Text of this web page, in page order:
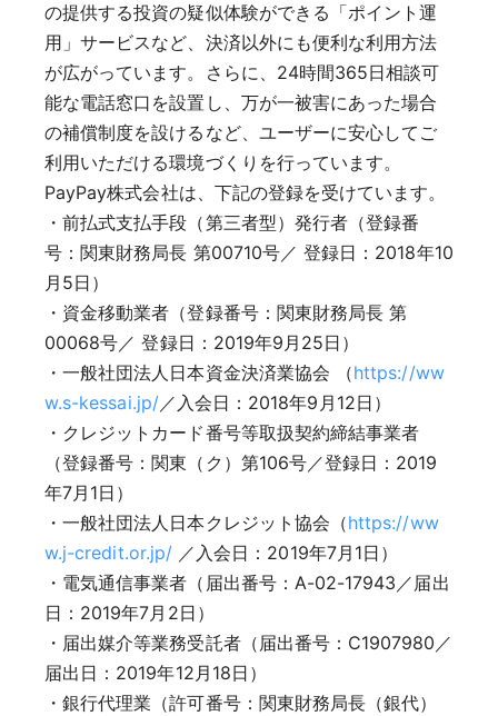
の提供する投資の疑似体験ができる「ポイント運
用」サービスなど、決済以外にも便利な利用方法
が広がっています。さらに、24時間365日相談可
能な電話窓口を設置し、万が一被害にあった場合
の補償制度を設けるなど、ユーザーに安心してご
利用いただける環境づくりを行っています。
PayPay株式会社は、下記の登録を受けています。
・前払式支払手段（第三者型）発行者（登録番
号：関東財務局長 第00710号／ 登録日：2018年10
月5日）
・資金移動業者（登録番号：関東財務局長 第
00068号／ 登録日：2019年9月25日）
・一般社団法人日本資金決済業協会 （https://ww
w.s-kessai.jp/／入会日：2018年9月12日）
・クレジットカード番号等取扱契約締結事業者
（登録番号：関東（ク）第106号／登録日：2019
年7月1日）
・一般社団法人日本クレジット協会（https://ww
w.j-credit.or.jp/ ／入会日：2019年7月1日）
・電気通信事業者（届出番号：A-02-17943／届出
日：2019年7月2日）
・届出媒介等業務受託者（届出番号：C1907980／
届出日：2019年12月18日）
・銀行代理業（許可番号：関東財務局長（銀代）